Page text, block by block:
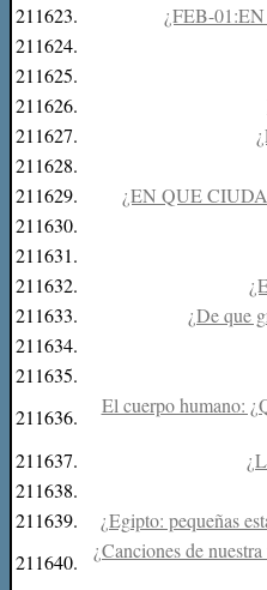
211623.
¿FEB-
211624.
211625.
211626.
211627.
211628.
211629.
¿EN QUE
211630.
211631.
211632.
211633.
¿De que
211634.
211635.
211636.
El cuerpo humano:
211637.
211638.
211639.
¿Egipto: pequeñas
211640.
¿Canciones de